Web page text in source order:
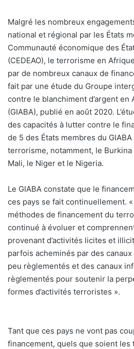
Malgré les nombreux
national et régional par les États
Communauté économique des
(CEDEAO), le terrorisme en
par de nombreux canaux de
fait par une étude du Groupe
contre le blanchiment d’argent en
(GIABA), publié en août 2020.
des capacités à lutter contre le
de 5 des États membres du
terrorisme, notamment, le Burkina
Mali, le Niger et le Nigeria.
Le GIABA constate que le
ces pays se fait continuellement.
méthodes de financement du
continué à évoluer et
provenant d’activités licites et
parfois acheminés par des
peu règlementés et des canaux
règlementés pour soutenir la
formes d’activités terroristes ».
Tant que ces pays ne vont pas
financement, quels que soient les